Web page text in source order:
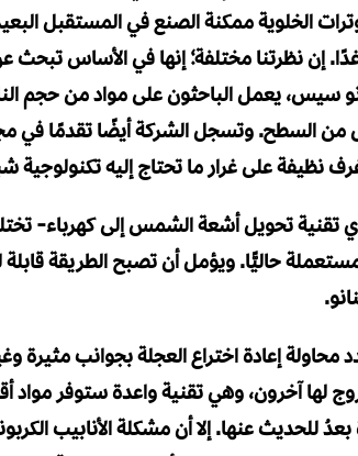
الخلوية ممكنة الصنع في المستقبل
إن نظرتنا مختلفة؛ إنها في الأساس تبحث
سيس، يعمل الباحثون على مواد من حجم
السطح. وتسجل الشركة أيضًا تقدمًا في
نظيفة على غرار ما تحتاج إليه تكنولوجية
أي تقنية تحويل أشعة الشمس إلى كهرباء-
المستعملة حاليًّا. ويؤمل أن تصبح الطريقة
إعادة اختراع العجلة بجوانب مثيرة
يروج لها آخرون، وهي تقنية واعدة ستوفر
بعدُ للحديث عنها. إلا أن مشكلة الأنابيب